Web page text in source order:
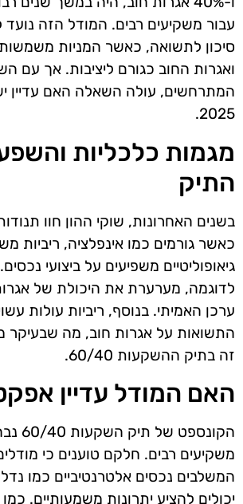
עבור משקיעים רבים. המודל הזה נועד
סיכון לתשואה, כאשר המניות
ואגרות החוב כגורם ליציבות. אך עם
המתרחשים, עולה השאלה האם עדיין
2025.
מגמות כלכליות
התיק
בשנים האחרונות, שוקי ההון חוו
כאשר גורמים כמו אינפלציה, ריביות
גיאופוליטיים משפיעים על ביצועי
לדוגמה, מערערת את היכולת של
ערכן האמיתי. בנוסף, ריביות עולות
התשואות על אגרות חוב, מה שבעיקר
זה בתיק ההשקעות 60/40.
האם המודל עדיין
משקיעים רבים. חלקם טוענים כי
המשלבים נכסים אלטרנטיביים כמו
יכולים להציע יתרונות משמעותיים.